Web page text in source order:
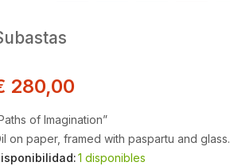
280,00
of Imagination”
on paper, framed with paspartu and glass.
1 disponibles